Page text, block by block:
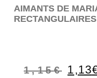
AIMANTS DE
1,15€ Le
1,13